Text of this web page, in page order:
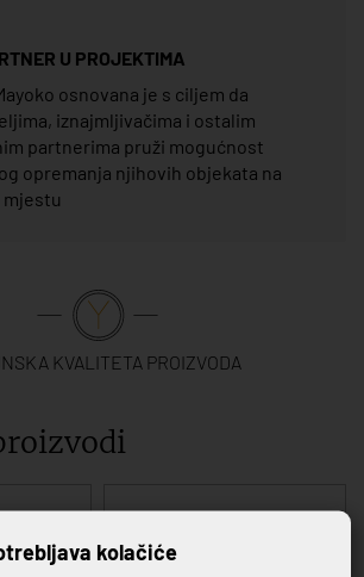
U PROJEKTIMA
osnovana je s ciljem da
iznajmljivačima i ostalim
partnerima pruži mogućnost
opremanja njihovih objekata na
KVALITETA PROIZVODA
kolačiće